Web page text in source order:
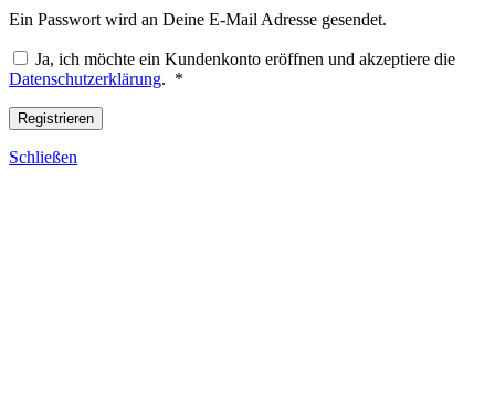
Ein Passwort wird an Deine E-Mail Adresse gesendet.
Ja, ich möchte ein Kundenkonto eröffnen und akzeptiere die
Datenschutzerklärung. *
Registrieren
Schließen